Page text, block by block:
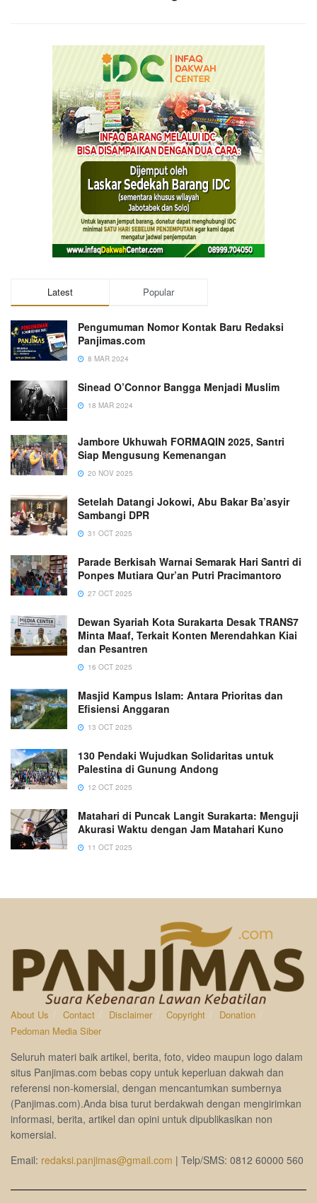
Latest Popular
Pengumuman Nomor Kontak Baru Redaksi
Panjimas.com
8 MAR 2024
Sinead O’Connor Bangga Menjadi Muslim
18 MAR 2024
Jambore Ukhuwah FORMAQIN 2025, Santri
Siap Mengusung Kemenangan
20 NOV 2025
Setelah Datangi Jokowi, Abu Bakar Ba’asyir
Sambangi DPR
31 OCT 2025
Parade Berkisah Warnai Semarak Hari Santri di
Ponpes Mutiara Qur’an Putri Pracimantoro
27 OCT 2025
Dewan Syariah Kota Surakarta Desak TRANS7
Minta Maaf, Terkait Konten Merendahkan Kiai
dan Pesantren
16 OCT 2025
Masjid Kampus Islam: Antara Prioritas dan
Efisiensi Anggaran
13 OCT 2025
130 Pendaki Wujudkan Solidaritas untuk
Palestina di Gunung Andong
12 OCT 2025
Matahari di Puncak Langit Surakarta: Menguji
Akurasi Waktu dengan Jam Matahari Kuno
11 OCT 2025
About Us Contact Disclaimer Copyright
Donation
Pedoman Media Siber
Seluruh materi baik artikel, berita, foto, video maupun logo dalam
situs Panjimas.com bebas copy untuk keperluan dakwah dan
referensi non-komersial, dengan mencantumkan sumbernya
(Panjimas.com).Anda bisa turut berdakwah dengan mengirimkan
informasi, berita, artikel dan opini untuk dipublikasikan non
komersial.
Email: redaksi.panjimas@gmail.com | Telp/SMS: 0812 60000 560